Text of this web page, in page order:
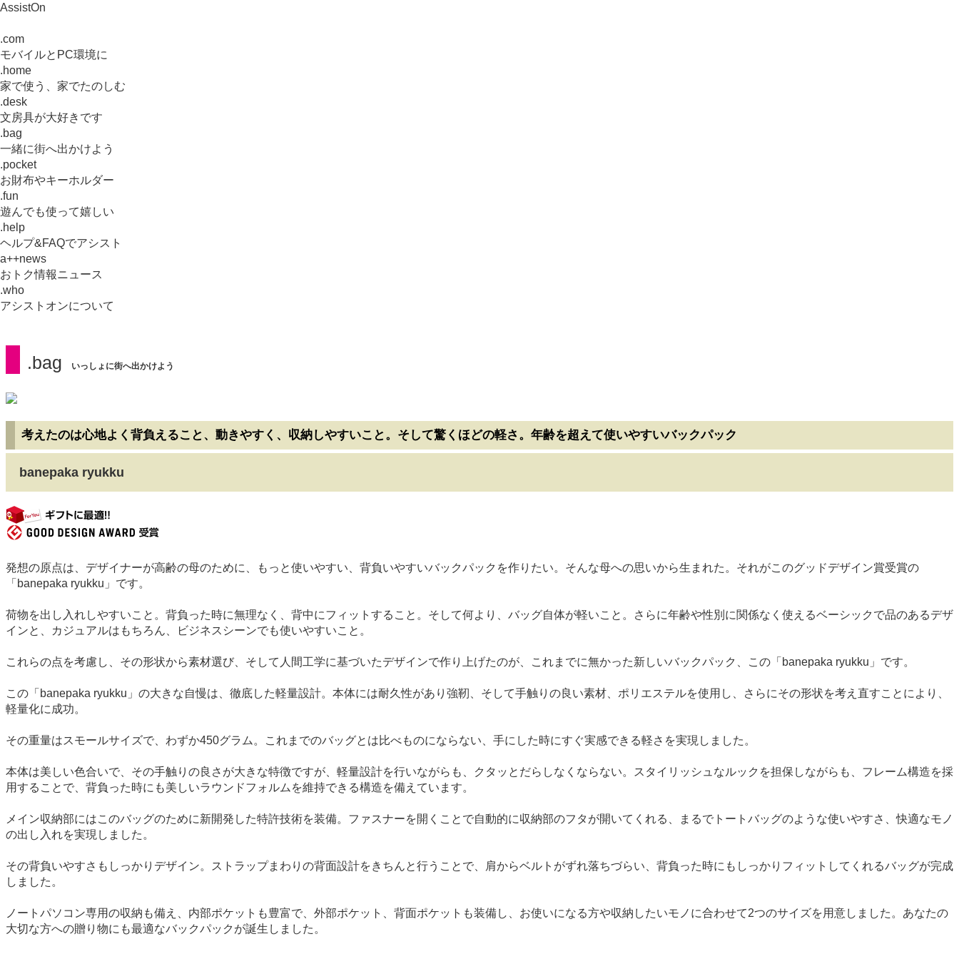
.bag いっしょに街へ出かけよう
考えたのは心地よく背負えること、動きやすく、収納しやすいこと。そして驚くほどの軽さ。年齢を超えて使いやすいバックパック
banepaka ryukku
発想の原点は、デザイナーが高齢の母のために、もっと使いやすい、背負いやすいバックパックを作りたい。そんな母への思いから生まれた。それがこのグッドデザイン賞受賞の
「banepaka ryukku」です。
荷物を出し入れしやすいこと。背負った時に無理なく、背中にフィットすること。そして何より、バッグ自体が軽いこと。さらに年齢や性別に関係なく使えるベーシックで品のあるデザ
インと、カジュアルはもちろん、ビジネスシーンでも使いやすいこと。
これらの点を考慮し、その形状から素材選び、そして人間工学に基づいたデザインで作り上げたのが、これまでに無かった新しいバックパック、この「banepaka ryukku」です。
この「banepaka ryukku」の大きな自慢は、徹底した軽量設計。本体には耐久性があり強靭、そして手触りの良い素材、ポリエステルを使用し、さらにその形状を考え直すことにより、
軽量化に成功。
その重量はスモールサイズで、わずか450グラム。これまでのバッグとは比べものにならない、手にした時にすぐ実感できる軽さを実現しました。
本体は美しい色合いで、その手触りの良さが大きな特徴ですが、軽量設計を行いながらも、クタッとだらしなくならない。スタイリッシュなルックを担保しながらも、フレーム構造を採
用することで、背負った時にも美しいラウンドフォルムを維持できる構造を備えています。
メイン収納部にはこのバッグのために新開発した特許技術を装備。ファスナーを開くことで自動的に収納部のフタが開いてくれる、まるでトートバッグのような使いやすさ、快適なモノ
の出し入れを実現しました。
その背負いやすさもしっかりデザイン。ストラップまわりの背面設計をきちんと行うことで、肩からベルトがずれ落ちづらい、背負った時にもしっかりフィットしてくれるバッグが完成
しました。
ノートパソコン専用の収納も備え、内部ポケットも豊富で、外部ポケット、背面ポケットも装備し、お使いになる方や収納したいモノに合わせて2つのサイズを用意しました。あなたの
大切な方への贈り物にも最適なバックパックが誕生しました。
AssistOn
.com
モバイルとPC環境に
.home
家で使う、家でたのしむ
.desk
文房具が大好きです
.bag
一緒に街へ出かけよう
.pocket
お財布やキーホルダー
.fun
遊んでも使って嬉しい
.help
ヘルプ&FAQでアシスト
a++news
おトク情報ニュース
.who
アシストオンについて